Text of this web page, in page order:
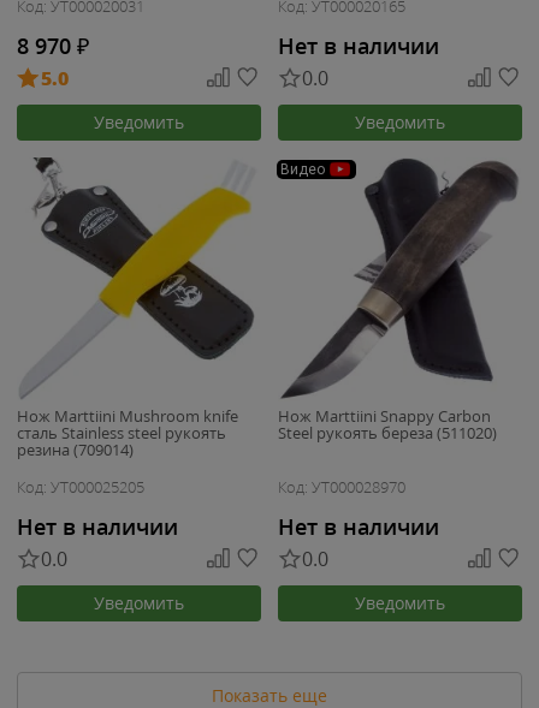
Код: УТ000020031
8 970 ₽
5.0
Уведомить
Код: УТ000020165
Нет в наличии
0.0
Уведомить
Нож Marttiini Mushroom knife
сталь Stainless steel рукоять
резина (709014)
Код: УТ000025205
Нет в наличии
0.0
Уведомить
Видео
Нож Marttiini Snappy Carbon
Steel рукоять береза (511020)
Код: УТ000028970
Нет в наличии
0.0
Уведомить
Показать еще